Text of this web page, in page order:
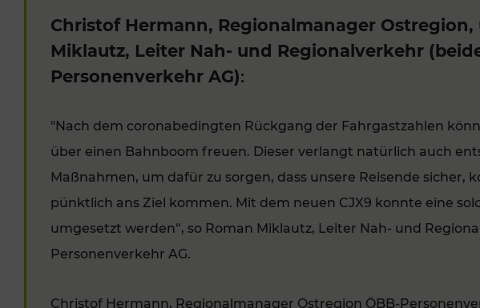
Christof Hermann, Regionalmanager Ostregion,
Miklautz, Leiter Nah- und Regionalverkehr
Personenverkehr AG):
"Nach dem coronabedingten Rückgang der Fahrgastzahlen
über einen Bahnboom freuen. Dieser verlangt natürlich auch
Maßnahmen, um dafür zu sorgen, dass unsere Reisende sicher,
pünktlich ans Ziel kommen. Mit dem neuen CJX9 konnte eine
umgesetzt werden“, so Roman Miklautz, Leiter Nah- und
Personenverkehr AG.
Christof Hermann, Regionalmanager Ostregion ÖBB-